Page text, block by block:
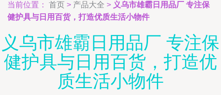
当前位置： 首页 > 产品大全 > 义乌市雄霸日用品厂 专注保
健护具与日用百货，打造优质生活小物件
义乌市雄霸日用品厂 专注保
健护具与日用百货，打造优
质生活小物件